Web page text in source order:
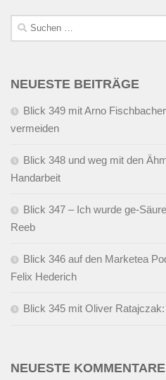
Suchen
nach:
NEUESTE BEITRÄGE
Blick 349 mit Arno
vermeiden
Blick 348 und weg mit den
Handarbeit
Blick 347 – Ich wurde ge-
Reeb
Blick 346 auf den Marketea
Felix Hederich
Blick 345 mit Oliver
NEUESTE KOMMENTARE